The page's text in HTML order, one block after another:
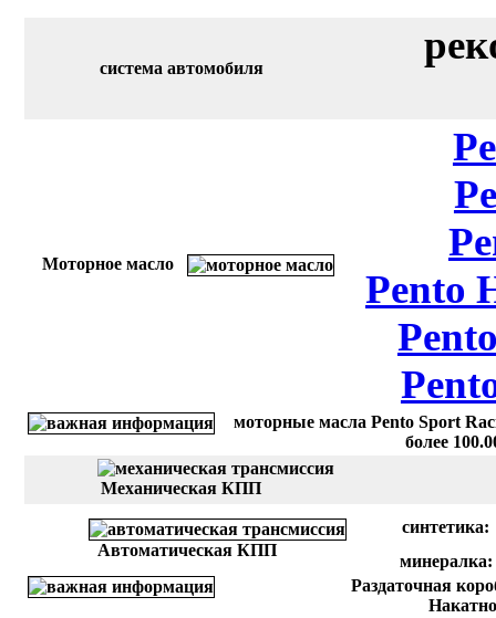
система автомобиля
Моторное масло
Pento
моторные масла Pento Sport
более
Механическая КПП
Автоматическая КПП
синтетика:
минералка:
Раздаточная